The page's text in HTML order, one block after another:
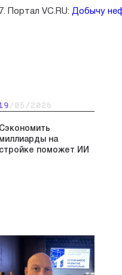
7. Портал VC.RU: Добычу
/05/2026
Сэкономить
миллиарды на
стройке поможет ИИ